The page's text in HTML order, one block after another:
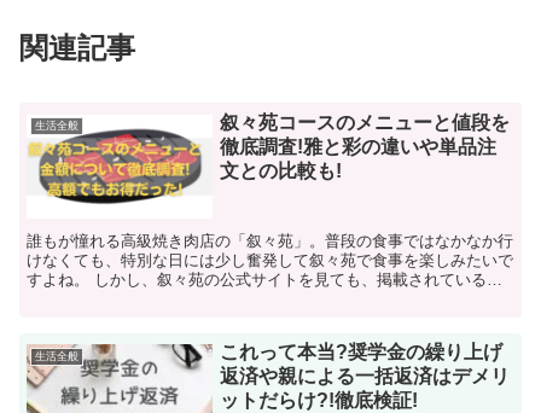
関連記事
生活全般
叙々苑コースのメニューと値段を
徹底調査!雅と彩の違いや単品注
文との比較も!
誰もが憧れる高級焼き肉店の「叙々苑」。普段の食事ではなかなか行
けなくても、特別な日には少し奮発して叙々苑で食事を楽しみたいで
すよね。 しかし、叙々苑の公式サイトを見ても、掲載されているの
生活全般
これって本当?奨学金の繰り上げ
返済や親による一括返済はデメリ
ットだらけ?!徹底検証!